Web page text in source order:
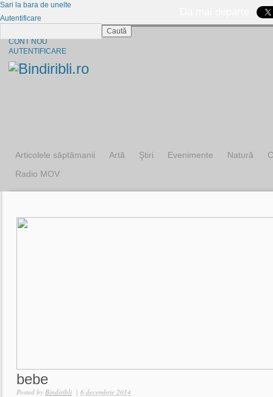
CONT NOU
AUTENTIFICARE
Articolele săptămanii Artă Ştiri Evenimente Natură
Radio MOV
bebe
Posted by Bindiribli | 6 decembrie 2014
Sari la bara de unelte
Autentificare
Caută